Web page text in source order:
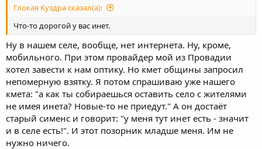
Глокая Куздра сказал(а):
Что-то дорогой у вас инет.
Ну в нашем селе, вообще, нет интернета. Ну, кроме,
мобильного. При этом провайдер мой из Провадии
хотел завести к нам оптику. Но кмет общины запросил
непомерную взятку. Я потом спрашиваю уже нашего
кмета: "а как ты собираешься оставить село с жителями
не имея инета? Новые-то не приедут." А он достаёт
старый сименс и говорит: "у меня тут инет есть - значит
и в селе есть!". И этот позорник младше меня. Им не
нужно ничего.